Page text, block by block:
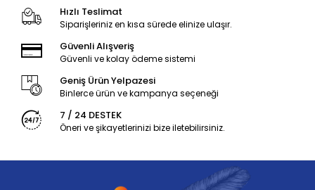
Hızlı Teslimat
Siparişleriniz en kısa sürede elinize ulaşır.
Güvenli Alışveriş
Güvenli ve kolay ödeme sistemi
Geniş Ürün Yelpazesi
Binlerce ürün ve kampanya seçeneği
7 / 24 DESTEK
Öneri ve şikayetlerinizi bize iletebilirsiniz.